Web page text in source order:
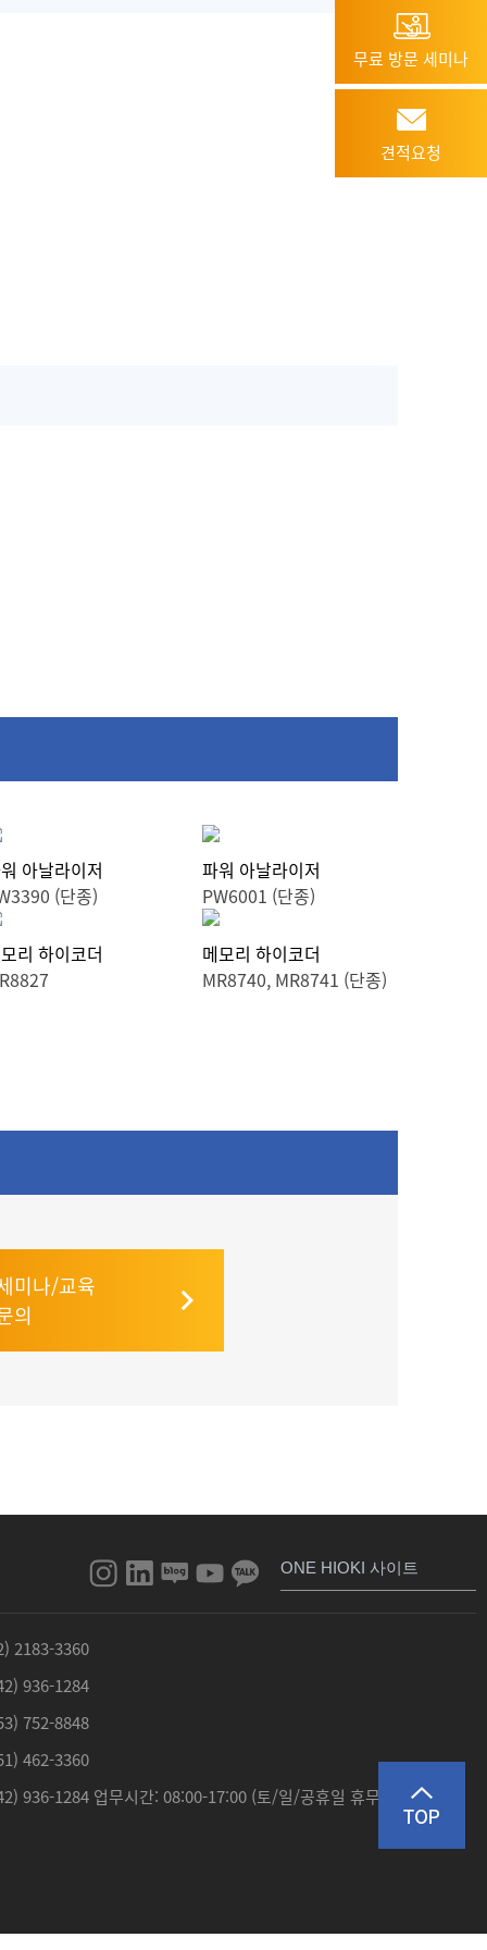
아날라이저
(단종)
파워 아날라이저
PW6001 (단종)
리 하이코더
메모리 하이코더
MR8740, MR8741 (단종)
미나/교육
의
무료 방문 세미나
견적요청
ONE HIOKI 사이트
2183-3360
936-1284
752-8848
462-3360
936-1284 업무시간: 08:00-17:00 (토/일/공휴일 휴무)